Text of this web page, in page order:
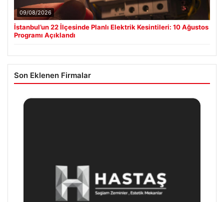
09/08/2026
İstanbul’un 22 İlçesinde Planlı Elektrik Kesintileri: 10 Ağustos
Programı Açıklandı
Son Eklenen Firmalar